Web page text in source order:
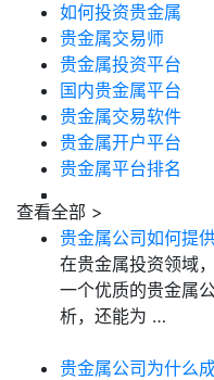
如何投资贵金属
贵金属交易师
贵金属投资平台
国内贵金属平台
贵金属交易软件
贵金属开户平台
贵金属平台排名
查看全部 >
贵金属公司如何提
在贵金属投资领域
一个优质的贵金属
析，还能为 …
贵金属公司为什么